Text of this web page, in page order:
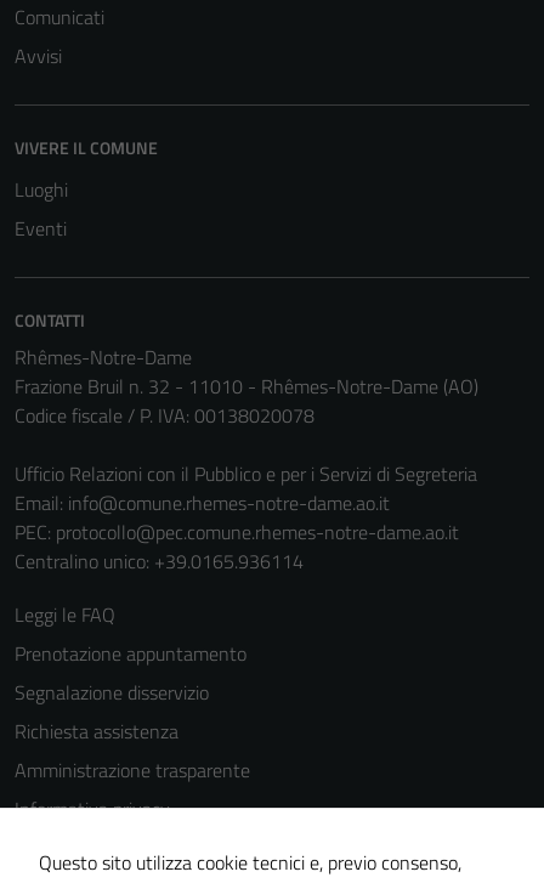
Comunicati
Avvisi
VIVERE IL COMUNE
Luoghi
Eventi
CONTATTI
Rhêmes-Notre-Dame
Frazione Bruil n. 32 - 11010 - Rhêmes-Notre-Dame (AO)
Codice fiscale / P. IVA: 00138020078
Ufficio Relazioni con il Pubblico e per i Servizi di Segreteria
Email: info@comune.rhemes-notre-dame.ao.it
PEC: protocollo@pec.comune.rhemes-notre-dame.ao.it
Centralino unico: +39.0165.936114
Leggi le FAQ
Prenotazione appuntamento
Segnalazione disservizio
Richiesta assistenza
Amministrazione trasparente
Informativa privacy
Questo sito utilizza cookie tecnici e, previo consenso,